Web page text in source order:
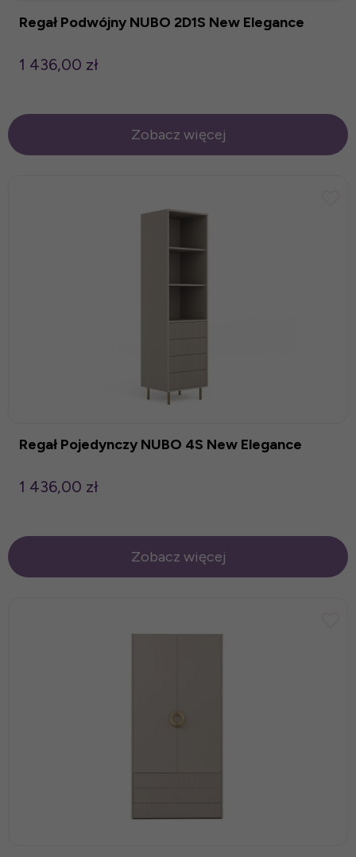
Regał Podwójny NUBO 2D1S New Elegance
1 436,00 zł
Zobacz więcej
Regał Pojedynczy NUBO 4S New Elegance
1 436,00 zł
Zobacz więcej